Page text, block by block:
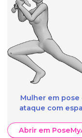
Mulher em pose
ataque com
Abrir em